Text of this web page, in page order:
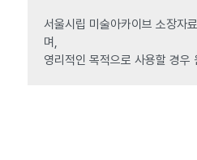
서울시립 미술아카이브 소장자
며,
영리적인 목적으로 사용할 경우